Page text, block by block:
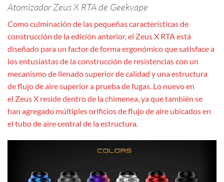
Atomizador Zeus X RTA de Geekvape
Como culminación de las pequeñas características de
construcción de la edición anterior, el Zeus X RTA está
diseñado para un factor de forma ergonómico que satisface a
los entusiastas de la construcción de resistencias con un
mecanismo de llenado superior de calidad y una estructura
de flujo de aire superior a prueba de fugas. Lo nuevo en
el Zeus X reside dentro de la chimenea, ya que también se
han agregado múltiples orificios de flujo de aire ubicados en
el tubo de aire central de la estructura.